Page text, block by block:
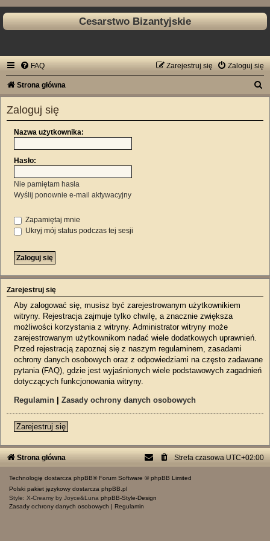
Cesarstwo Bizantyjskie
FAQ Zaloguj się
Zarejestruj się
Strona główna
Zaloguj się
Nazwa użytkownika:
Hasło:
Nie pamiętam hasła
Wyślij ponownie e-mail aktywacyjny
Zapamiętaj mnie
Ukryj mój status podczas tej sesji
Zarejestruj się
Aby zalogować się, musisz być zarejestrowanym użytkownikiem
witryny. Rejestracja zajmuje tylko chwilę, a znacznie zwiększa
możliwości korzystania z witryny. Administrator witryny może
zarejestrowanym użytkownikom nadać wiele dodatkowych uprawnień.
Przed rejestracją zapoznaj się z naszym regulaminem, zasadami
ochrony danych osobowych oraz z odpowiedziami na często zadawane
pytania (FAQ), gdzie jest wyjaśnionych wiele podstawowych zagadnień
dotyczących funkcjonowania witryny.
Regulamin Zasady ochrony danych osobowych
Zarejestruj się
Strona główna Strefa czasowa UTC+02:00
Technologię dostarcza phpBB® Forum Software © phpBB Limited
Polski pakiet językowy dostarcza phpBB.pl
Style: X-Creamy by Joyce&Luna phpBB-Style-Design
Zasady ochrony danych osobowych
Regulamin